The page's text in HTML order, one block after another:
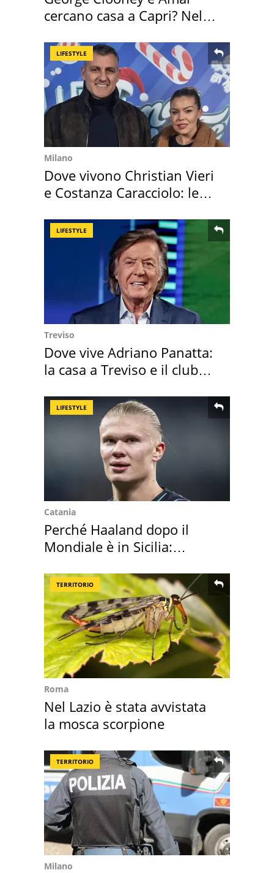
cercano casa a Capri? Nel
LIFESTYLE
Milano
Dove vivono Christian Vieri
e Costanza Caracciolo: le
LIFESTYLE
Treviso
Dove vive Adriano Panatta:
la casa a Treviso e il club
LIFESTYLE
Catania
Perché Haaland dopo il
Mondiale è in Sicilia:
TERRITORIO
Roma
Nel Lazio è stata avvistata
la mosca scorpione
TERRITORIO
Milano